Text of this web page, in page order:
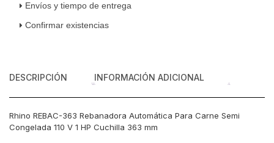
HP
cantidad
Envíos y tiempo de entrega
Confirmar existencias
DESCRIPCIÓN INFORMACIÓN ADICIONAL
Rhino REBAC-363 Rebanadora Automática Para Carne Semi
Congelada 110 V 1 HP Cuchilla 363 mm